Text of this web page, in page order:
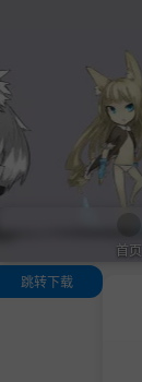
首页
跳转下载